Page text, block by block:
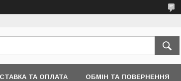
ТА ОПЛАТА ОБМІН ТА ПОВЕРНЕННЯ